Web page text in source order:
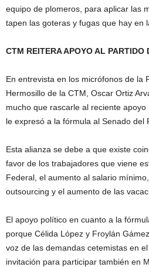
equipo de plomeros, para aplicar las
tapen las goteras y fugas que hay en
CTM REITERA APOYO AL PARTIDO
En entrevista en los micrófonos de la
Hermosillo de la CTM, Oscar Ortiz
mucho que rascarle al reciente
le expresó a la fórmula al Senado del
Esta alianza se debe a que existe
favor de los trabajadores que viene
Federal, el aumento al salario
outsourcing y el aumento de las
El apoyo político en cuanto a la
porque Célida López y Froylán
voz de las demandas cetemistas en
invitación para participar también en